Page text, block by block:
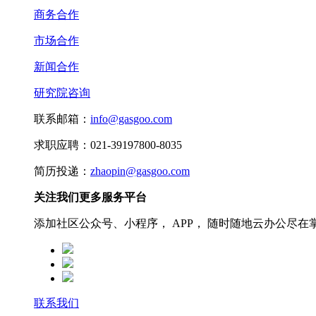
商务合作
市场合作
新闻合作
研究院咨询
联系邮箱： info@gasgoo.com
求职应聘：021-39197800-8035
简历投递： zhaopin@gasgoo.com
关注我们更多服务平台
添加社区公众号、小程序， APP， 随时随地云办公尽在
联系我们